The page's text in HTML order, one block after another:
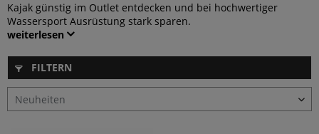
Kajak günstig im Outlet entdecken und bei hochwertiger
Wassersport Ausrüstung stark sparen.
weiterlesen
FILTERN